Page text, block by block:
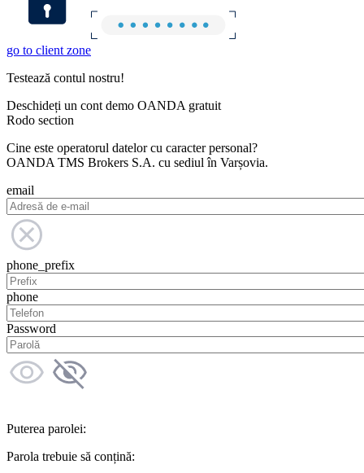
go to client zone
Testează contul nostru!
Deschideți un cont demo OANDA gratuit
Rodo section
Cine este operatorul datelor cu caracter personal?
OANDA TMS Brokers S.A. cu sediul în Varșovia.
email
phone_prefix
phone
Password
Puterea parolei:
Parola trebuie să conțină: